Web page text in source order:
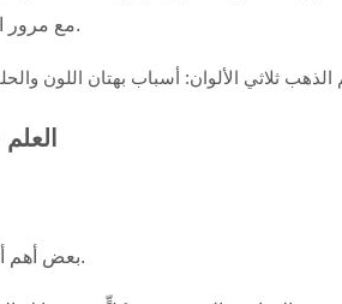
مع مرور الوقت، وهو العامل الأساسي في مشكلة بهتان اللون.
بعض أهم أسباب بهتان اللون موجودة مباشرة في المادة نفسها.